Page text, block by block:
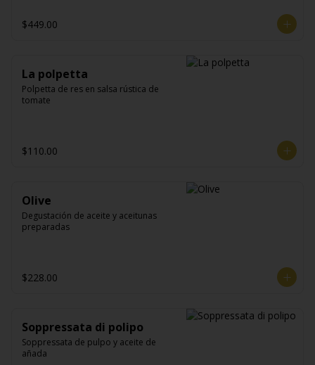
$449.00
La polpetta
Polpetta de res en salsa rústica de
tomate
$110.00
Olive
Degustación de aceite y aceitunas
preparadas
$228.00
Soppressata di polipo
Soppressata de pulpo y aceite de
añada